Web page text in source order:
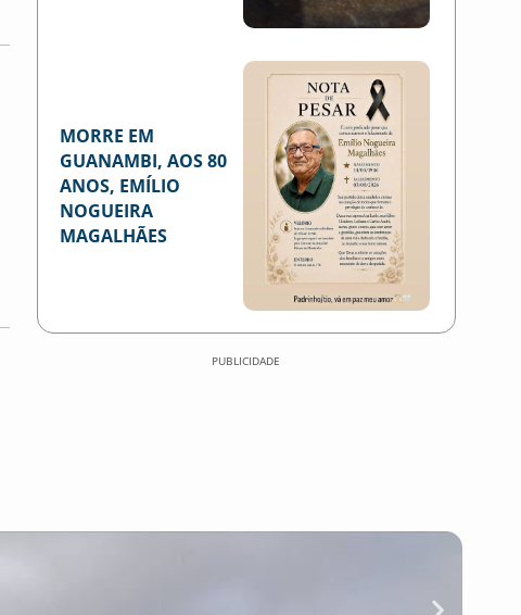
MORRE EM
GUANAMBI, AOS 80
ANOS, EMÍLIO
NOGUEIRA
MAGALHÃES
PUBLICIDADE